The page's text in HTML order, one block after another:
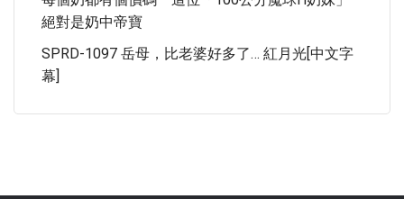
絕對是奶中帝寶
SPRD-1097 岳母，比老婆好多了… 紅月光[中文字
幕]